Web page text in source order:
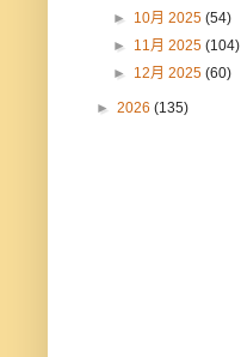
► 10月 2025(54)
► 11月 2025(104)
► 12月 2025(60)
► 2026 (135)